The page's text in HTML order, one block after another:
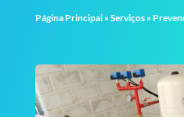
Página Principal» Serviços»